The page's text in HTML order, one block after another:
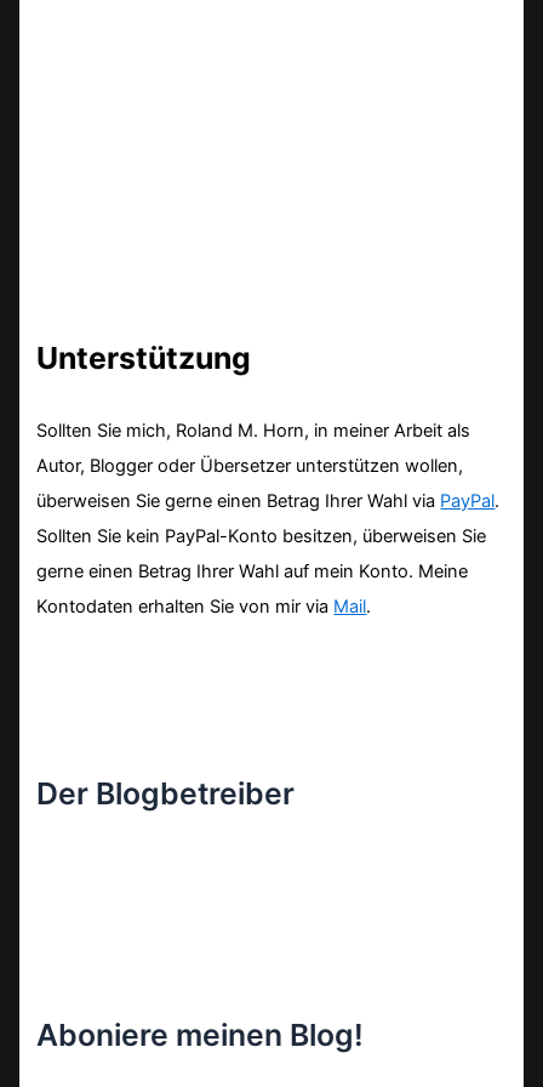
Unterstützung
Sollten Sie mich, Roland M. Horn, in meiner Arbeit als
Autor, Blogger oder Übersetzer unterstützen wollen,
überweisen Sie gerne einen Betrag Ihrer Wahl via PayPal.
Sollten Sie kein PayPal-Konto besitzen, überweisen Sie
gerne einen Betrag Ihrer Wahl auf mein Konto. Meine
Kontodaten erhalten Sie von mir via Mail.
Der Blogbetreiber
Aboniere meinen Blog!